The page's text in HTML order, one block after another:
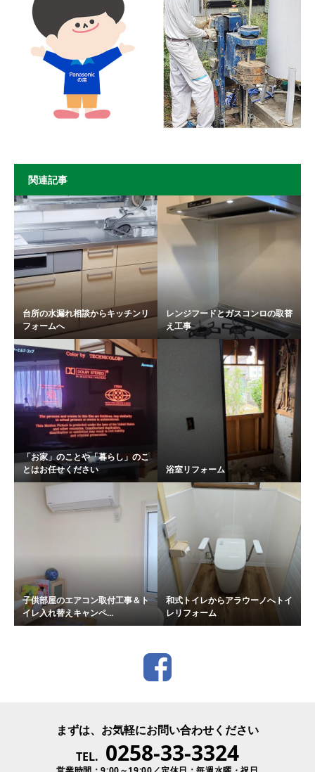
関連記事
台所の水漏れ相談からキッチンリ
フォームへ
レンジフードとガスコンロの取替
え工事
「お家」のことや「暮らし」のこ
とはお任せください
浴室リフォーム
子供部屋のエアコン取付工事＆ト
イレ入れ替えキャンペ...
和式トイレからアラウーノへトイ
レリフォーム
まずは、お気軽にお問い合わせください
TEL. 0258-33-3324